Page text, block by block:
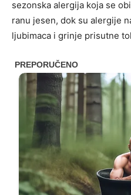
sezonska alergija koja se
ranu jesen, dok su alergije
ljubimaca i grinje prisutne